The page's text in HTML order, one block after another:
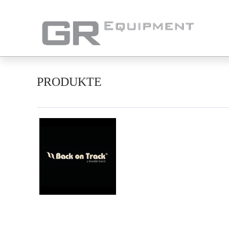
PRODUKTE